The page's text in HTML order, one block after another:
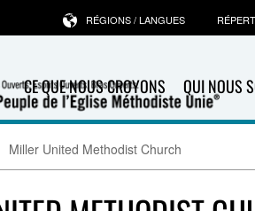
CE QUE NOUS CROYONS QUI NOUS
RÉGIONS / LANGUES
Miller United Methodist Church